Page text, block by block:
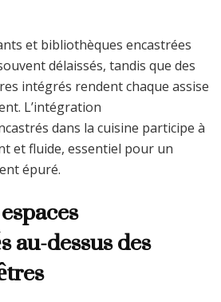
et bibliothèques encastrées
délaissés, tandis que des
intégrés rendent chaque assise
L’intégration
dans la cuisine participe à
et fluide, essentiel pour un
épuré.
dessus des